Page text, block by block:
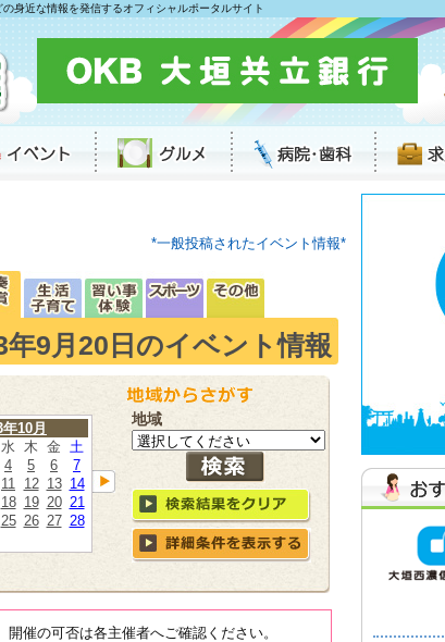
身近な情報を発信するオフィシャルポータルサイト
*一般投稿されたイベント情報*
年9月20日のイベント情報
10月
水 木 金 土
4 5 6
7
11 12 13 14
18 19 20 21
25 26 27 28
地域
催の可否は各主催者へご確認ください。